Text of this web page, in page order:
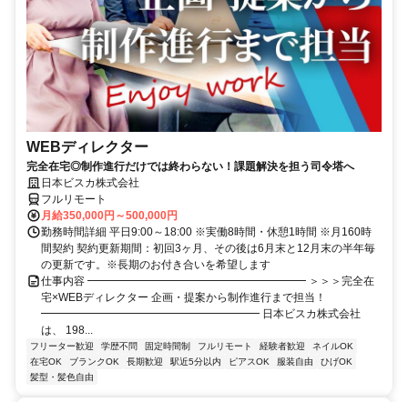
WEBディレクター
完全在宅◎制作進行だけでは終わらない！課題解決を担う司令塔へ
日本ビスカ株式会社
フルリモート
月給350,000円～500,000円
勤務時間詳細 平日9:00～18:00 ※実働8時間・休憩1時間 ※月160時
間契約 契約更新期間：初回3ヶ月、その後は6月末と12月末の半年毎
の更新です。※長期のお付き合いを希望します
仕事内容 ━━━━━━━━━━━━━━━━━━━━ ＞＞＞完全在
宅×WEBディレクター 企画・提案から制作進行まで担当！
━━━━━━━━━━━━━━━━━━━━ 日本ビスカ株式会社
は、 198...
フリーター歓迎 学歴不問 固定時間制 フルリモート 経験者歓迎
ネイルOK
在宅OK
ブランクOK 長期歓迎 駅近5分以内 ピアスOK 服装自由
ひげOK
髪型・髪色自由